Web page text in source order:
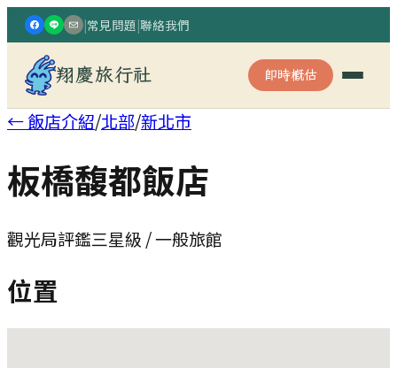
|常見問題|聯絡我們
翔慶旅行社 即時概估
← 飯店介紹/北部/新北市
板橋馥都飯店
觀光局評鑑三星級 / 一般旅館
位置